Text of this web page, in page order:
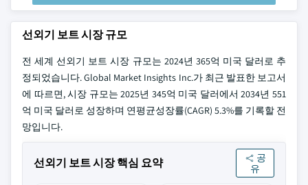
선외기 보트 시장 규모
전 세계 선외기 보트 시장 규모는 2024년 365억 미국 달러로 추
정되었습니다. Global Market Insights Inc.가 최근 발표한 보고서
에 따르면, 시장 규모는 2025년 345억 미국 달러에서 2034년 551
억 미국 달러로 성장하며 연평균성장률(CAGR) 5.3%를 기록할 전
망입니다.
선외기 보트 시장 핵심 요약
공
유